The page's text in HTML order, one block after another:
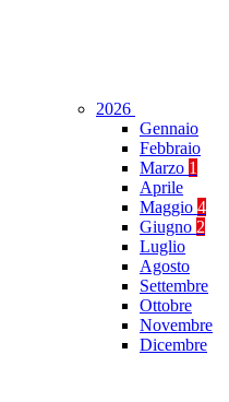
2026
Gennaio
Febbraio
Marzo 1
Aprile
Maggio 4
Giugno 2
Luglio
Agosto
Settembre
Ottobre
Novembre
Dicembre